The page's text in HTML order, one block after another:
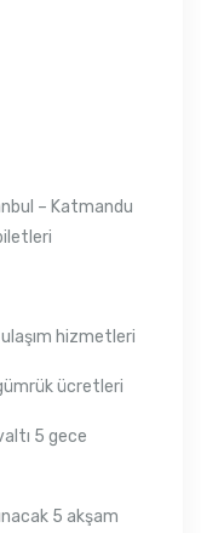
– Katmandu
hizmetleri
ücretleri
5 gece
5 akşam